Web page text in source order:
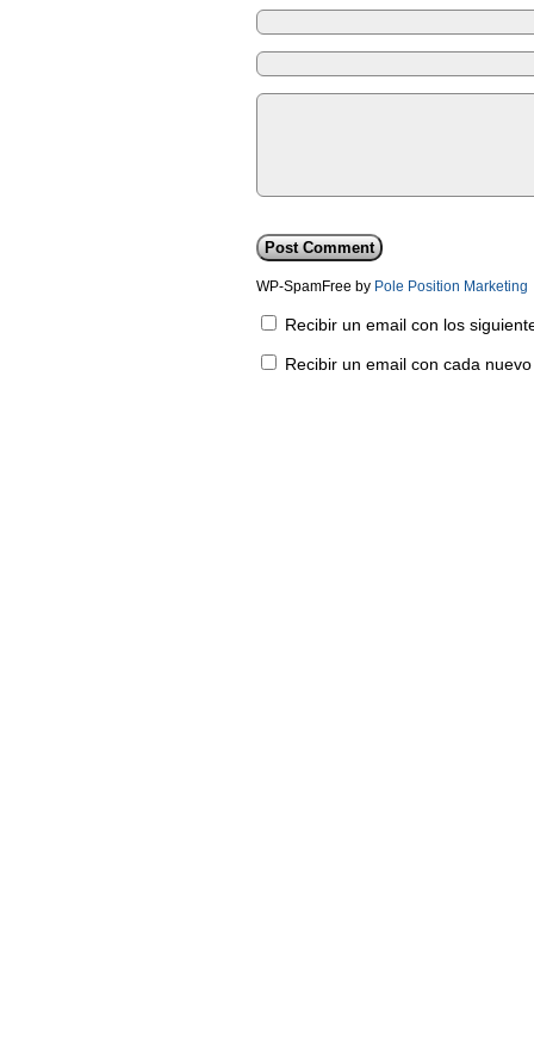
WP-SpamFree by Pole Position Marketing
Recibir un email con los
Recibir un email con cada